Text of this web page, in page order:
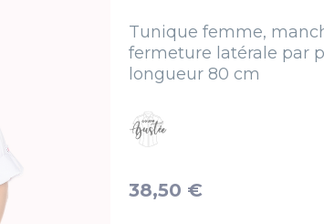
Tunique femme,
fermeture latérale par
longueur 80 cm
38,50 €